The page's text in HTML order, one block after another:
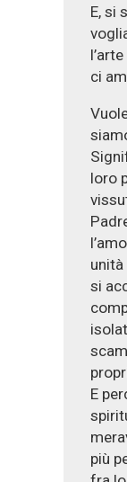
E, si
ci
loro
si
E
più